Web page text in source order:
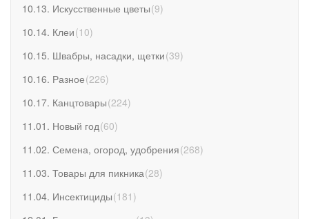
10.13. Искусственные цветы(9)
10.14. Клеи(10)
10.15. Швабры, насадки, щетки(39)
10.16. Разное(226)
10.17. Канцтовары(224)
11.01. Новый год(60)
11.02. Семена, огород, удобрения(268)
11.03. Товары для пикника(28)
11.04. Инсектициды(181 )